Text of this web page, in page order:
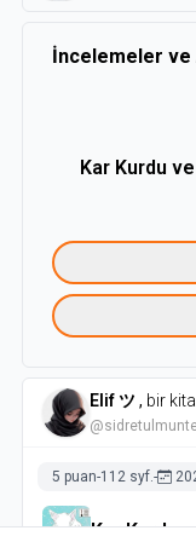
Kurdu mu, yoksa
Sevginin değiştirici
anlatan Kar Kurdu
İncelemeler ve
Kar Kurdu
Elif ツ , bir
5 puan-112 syf.-
Kar Kurdu